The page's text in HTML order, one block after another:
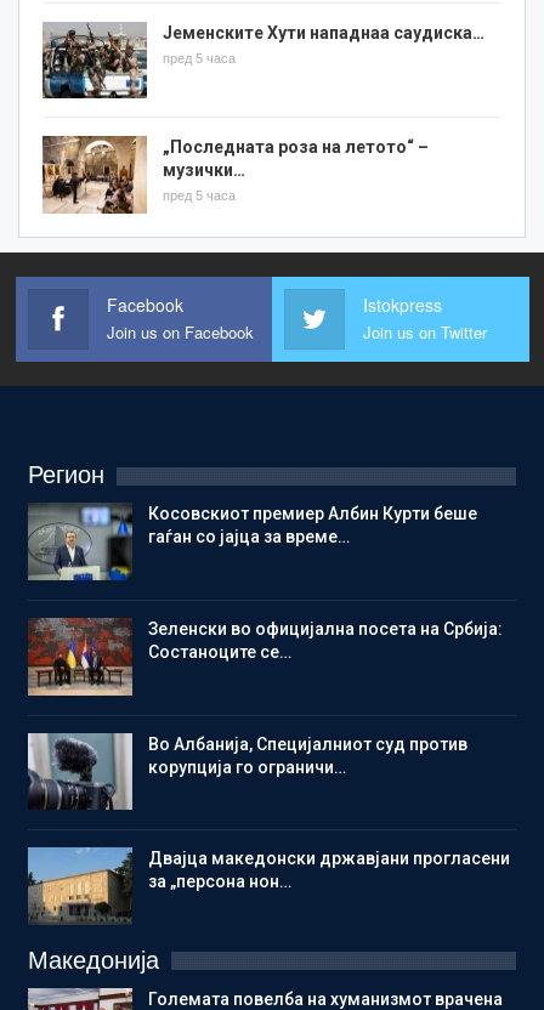
Јеменските Хути нападнаа саудиска…
пред 5 часа
„Последната роза на летото“ –
музички…
пред 5 часа
Facebook
Join us on Facebook
Istokpress
Join us on Twitter
Регион
Косовскиот премиер Албин Курти беше
гаѓан со јајца за време…
Зеленски во официјална посета на Србија:
Состаноците се…
Во Албанија, Специјалниот суд против
корупција го ограничи…
Двајца македонски државјани прогласени
за „персона нон…
Македонија
Големата повелба на хуманизмот врачена